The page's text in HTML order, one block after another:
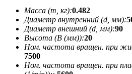
Масса (m, кг):0.482
Диаметр внутренний (d, мм):
Диаметр внешний (d, мм):90
Высота (В (мм)):20
Ном. частота вращен. при
7500
Ном. частота вращен. при